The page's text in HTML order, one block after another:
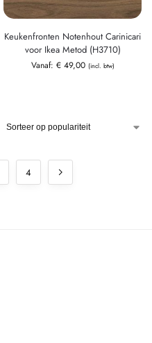
Keukenfronten Notenhout Carinicari
voor Ikea Metod (H3710)
Vanaf: €49,00 (incl. btw)
4